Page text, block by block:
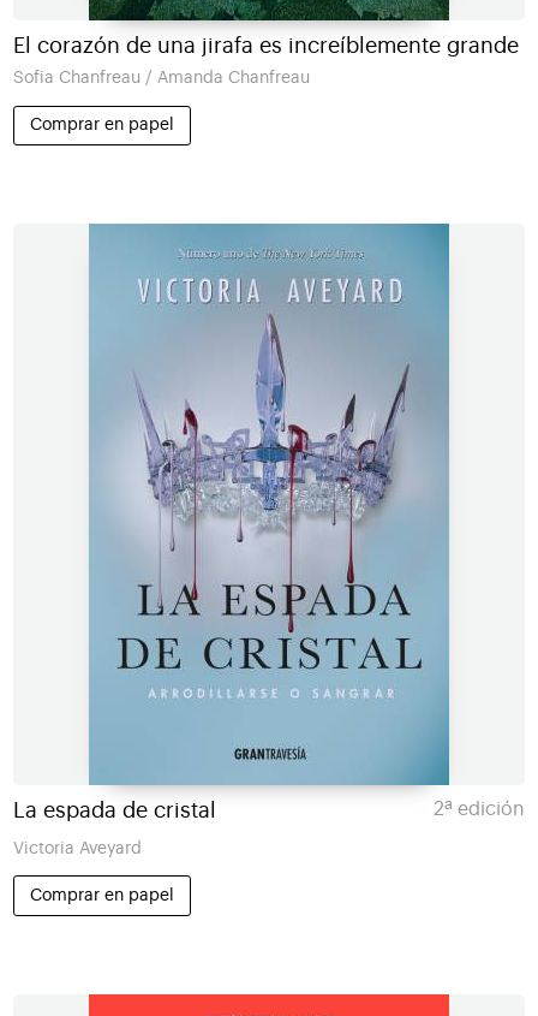
El corazón de una jirafa es increíblemente grande
Sofia Chanfreau / Amanda Chanfreau
Comprar en papel
La espada de cristal 2ª edición
Victoria Aveyard
Comprar en papel